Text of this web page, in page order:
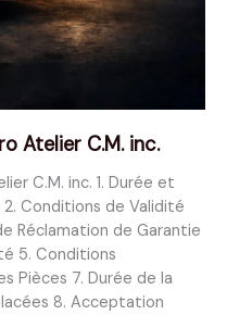
Atelier C.M. inc.
C.M. inc. 1. Durée et
Conditions de Validité
Réclamation de Garantie
5. Conditions
Pièces 7. Durée de la
8. Acceptation